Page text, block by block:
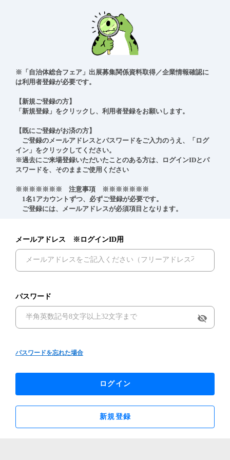
※「自治体総合フェア」出展募集関係資料取得／企業情報確認に
は利用者登録が必要です。
【新規ご登録の方】
「新規登録」をクリックし、利用者登録をお願いします。
【既にご登録がお済の方】
ご登録のメールアドレスとパスワードをご入力のうえ、「ログ
イン」をクリックしてください。
※過去にご来場登録いただいたことのある方は、ログインIDとパ
スワードを、そのままご使用ください
※※※※※※※　注意事項　※※※※※※※
1名1アカウントずつ、必ずご登録が必要です。
ご登録には、メールアドレスが必須項目となります。
メールアドレス ※ログインID用
パスワード
visibility_off
パスワードを忘れた場合
ログイン
新規登録